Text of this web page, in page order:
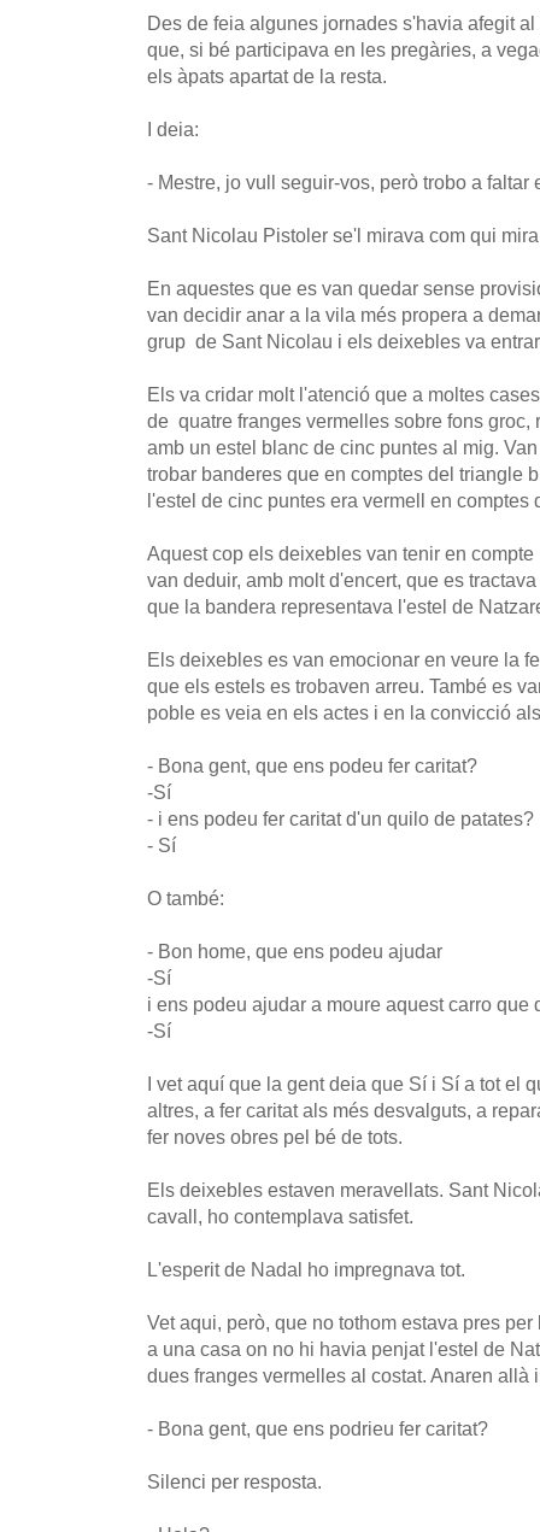
Des de feia algunes jornades s'havia afegit
que, si bé participava en les pregàries, a
els àpats apartat de la resta.
I deia:
- Mestre, jo vull seguir-vos, però trobo a faltar
Sant Nicolau Pistoler se'l mirava com qui
En aquestes que es van quedar sense
van decidir anar a la vila més propera a
grup de Sant Nicolau i els deixebles va
Els va cridar molt l'atenció que a moltes
de quatre franges vermelles sobre fons
amb un estel blanc de cinc puntes al mig.
trobar banderes que en comptes del triangle
l'estel de cinc puntes era vermell en comptes
Aquest cop els deixebles van tenir en
van deduir, amb molt d'encert, que es
que la bandera representava l'estel de
Els deixebles es van emocionar en veure la
que els estels es trobaven arreu. També es
poble es veia en els actes i en la convicció
- Bona gent, que ens podeu fer caritat?
-Sí
- i ens podeu fer caritat d'un quilo de patates?
- Sí
O també:
- Bon home, que ens podeu ajudar
-Sí
i ens podeu ajudar a moure aquest carro que
-Sí
I vet aquí que la gent deia que Sí i Sí a tot el
altres, a fer caritat als més desvalguts, a
fer noves obres pel bé de tots.
Els deixebles estaven meravellats. Sant
cavall, ho contemplava satisfet.
L'esperit de Nadal ho impregnava tot.
Vet aqui, però, que no tothom estava pres
a una casa on no hi havia penjat l'estel de
dues franges vermelles al costat. Anaren allà
- Bona gent, que ens podrieu fer caritat?
Silenci per resposta.